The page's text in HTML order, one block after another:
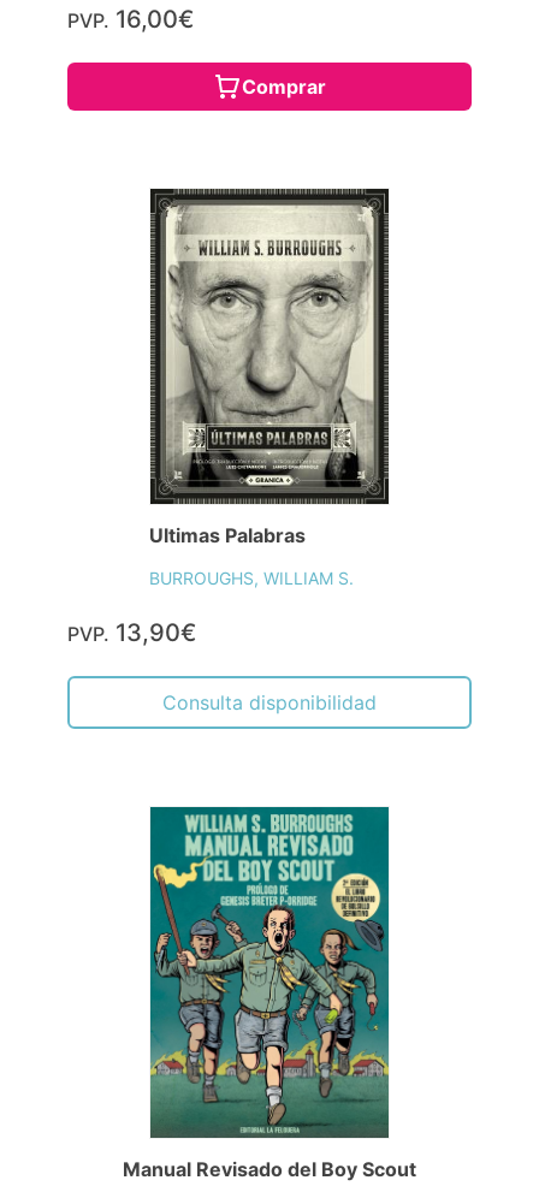
PVP. 16,00€
Comprar
Ultimas Palabras
BURROUGHS, WILLIAM S.
PVP. 13,90€
Consulta disponibilidad
Manual Revisado del Boy Scout